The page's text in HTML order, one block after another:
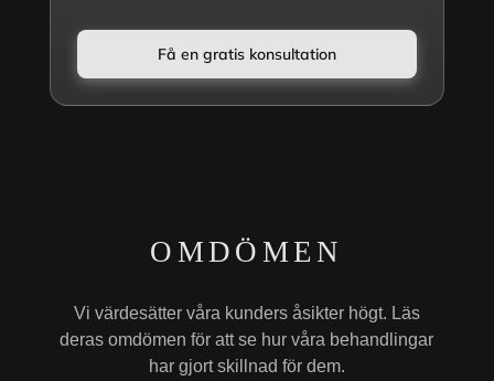
Få en gratis konsultation
OMDÖMEN
Vi värdesätter våra kunders åsikter högt. Läs
deras omdömen för att se hur våra behandlingar
har gjort skillnad för dem.